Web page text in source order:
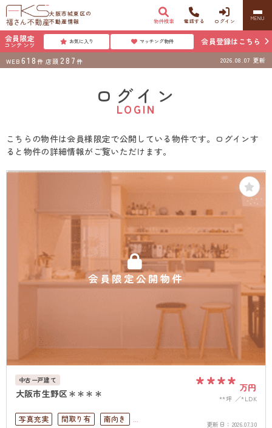
大阪市城東区の
不動産情報
物件検索 電話する ログイン MENU
会員限定
コンテンツ お気に入り マッチング物件 会員登録はこちら
WEB 618 件 店頭 287 件 2026.08.07 更新
ログイン
LOGIN
こちらの物件は会員様限定で公開している物件です。ログインす
ると物件の詳細情報がご覧いただけます。
会員限定公開物件
中古一戸建て
大阪市生野区＊＊＊＊ **** 万円
**坪 *LDK
写真充実 間取り有
南向き
更新日： 2026.07.30